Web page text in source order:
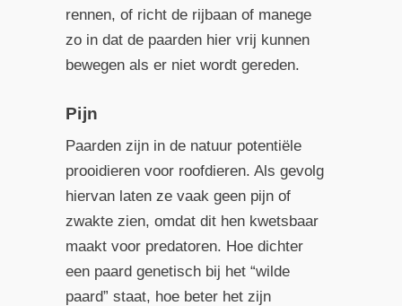
rennen, of richt de rijbaan of manege
zo in dat de paarden hier vrij kunnen
bewegen als er niet wordt gereden.
Pijn
Paarden zijn in de natuur potentiële
prooidieren voor roofdieren. Als gevolg
hiervan laten ze vaak geen pijn of
zwakte zien, omdat dit hen kwetsbaar
maakt voor predatoren. Hoe dichter
een paard genetisch bij het “wilde
paard” staat, hoe beter het zijn